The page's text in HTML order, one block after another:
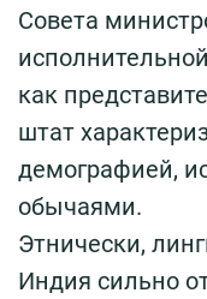
Совета
как
штат
демографией,
обычаями.
Этнически,
Индия сильно